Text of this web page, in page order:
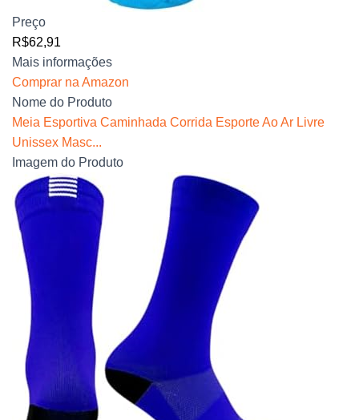
Preço
R$62,91
Mais informações
Comprar na Amazon
Nome do Produto
Meia Esportiva Caminhada Corrida Esporte Ao Ar Livre
Unissex Masc...
Imagem do Produto